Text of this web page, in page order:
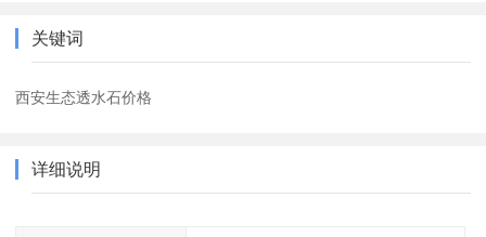
关键词
西安生态透水石价格
详细说明